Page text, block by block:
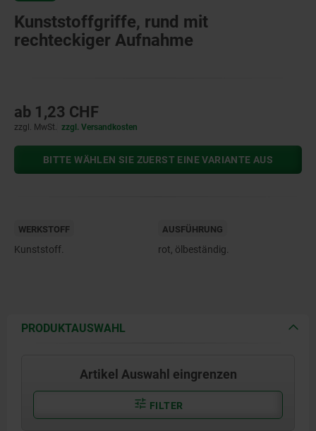
Kunststoffgriffe, rund mit
rechteckiger Aufnahme
ab 1,23 CHF
zzgl. MwSt. zzgl. Versandkosten
BITTE WÄHLEN SIE ZUERST EINE VARIANTE AUS
WERKSTOFF
Kunststoff.
AUSFÜHRUNG
rot, ölbeständig.
PRODUKTAUSWAHL
Artikel Auswahl eingrenzen
FILTER